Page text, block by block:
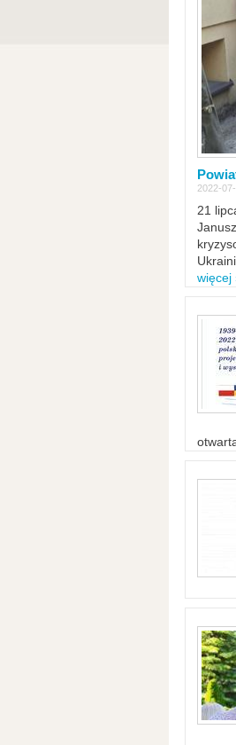
2022-
21
więcej